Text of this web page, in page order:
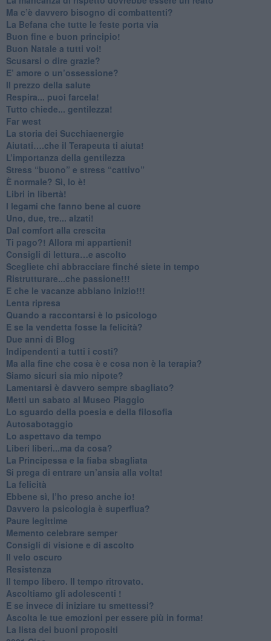
​Ma c’è davvero bisogno di combattenti?
​La Befana che tutte le feste porta via
Buon fine e buon principio!
​Buon Natale a tutti voi!
​Scusarsi o dire grazie?
​E’ amore o un’ossessione?
​Il prezzo della salute
​Respira... puoi farcela!
​Tutto chiede... gentilezza!
​Far west
​La storia dei Succhiaenergie
​Aiutati….che il Terapeuta ti aiuta!
​L’importanza della gentilezza
​Stress “buono” e stress “cattivo”
​È normale? Sì, lo è!
​Libri in libertà!
​I legami che fanno bene al cuore
Uno, due, tre... alzati!​
​Dal comfort alla crescita
​Ti pago?! Allora mi appartieni!​
​Consigli di lettura…e ascolto
​Scegliete chi abbracciare finché siete in tempo
​Ristrutturare...che passione!!!
​E che le vacanze abbiano inizio!!!
​Lenta ripresa
​Quando a raccontarsi è lo psicologo
​E se la vendetta fosse la felicità?
​Due anni di Blog
​Indipendenti a tutti i costi?
​Ma alla fine che cosa è e cosa non è la terapia?
​Siamo sicuri sia mio nipote?
​Lamentarsi è davvero sempre sbagliato?
​Metti un sabato al Museo Piaggio
​Lo sguardo della poesia e della filosofia
Autosabotaggio
​Lo aspettavo da tempo
​Liberi liberi...ma da cosa?
​La Principessa e la fiaba sbagliata
Si prega di entrare un’ansia alla volta!
​La felicità
​Ebbene sì, l’ho preso anche io!
​Davvero la psicologia è superflua?
Paure legittime
​Memento celebrare semper
​Consigli di visione e di ascolto
​Il velo oscuro
Resistenza
​Il tempo libero. Il tempo ritrovato.
Ascoltiamo gli adolescenti !
​E se invece di iniziare tu smettessi?
​Ascolta le tue emozioni per essere più in forma!
​La lista dei buoni propositi